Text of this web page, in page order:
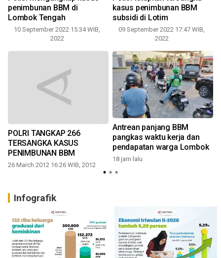
penimbunan BBM di
Lombok Tengah
10 September 2022 15:34 WIB,
2022
kasus penimbunan BBM
subsidi di Lotim
09 September 2022 17:47 WIB,
2022
POLRI TANGKAP 266
TERSANGKA KASUS
PENIMBUNAN BBM
26 March 2012 16:26 WIB, 2012
Antrean panjang BBM
pangkas waktu kerja dan
pendapatan warga Lombok
18 jam lalu
Infografik